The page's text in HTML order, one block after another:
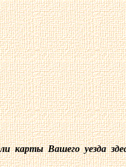
карты Вашего уезда